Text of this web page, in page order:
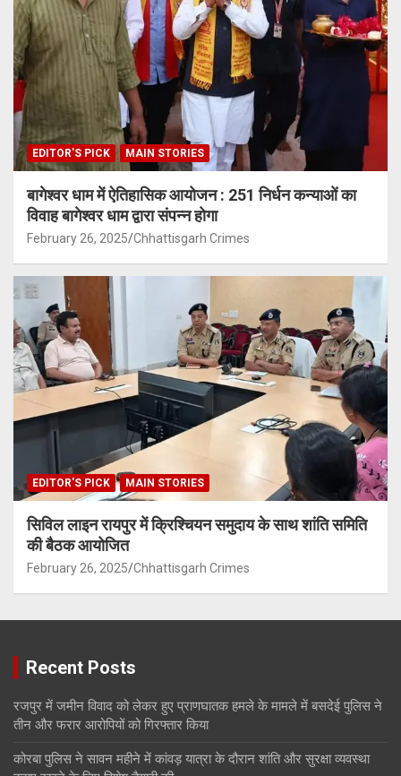
EDITOR'S PICK MAIN STORIES
बागेश्वर धाम में ऐतिहासिक आयोजन : 251 निर्धन कन्याओं का
विवाह बागेश्वर धाम द्वारा संपन्न होगा
February 26, 2025 Chhattisgarh Crimes
EDITOR'S PICK MAIN STORIES
सिविल लाइन रायपुर में क्रिश्चियन समुदाय के साथ शांति समिति
की बैठक आयोजित
February 26, 2025 Chhattisgarh Crimes
Recent Posts
रजपुर में जमीन विवाद को लेकर हुए प्राणघातक हमले के मामले में बसदेई पुलिस ने
तीन और फरार आरोपियों को गिरफ्तार किया
कोरबा पुलिस ने सावन महीने में कांवड़ यात्रा के दौरान शांति और सुरक्षा व्यवस्था